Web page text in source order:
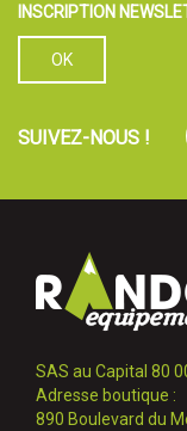
INSCRIPTION
SUIVEZ-NOUS !
SAS au Capital 80
Adresse boutique :
890 Boulevard du